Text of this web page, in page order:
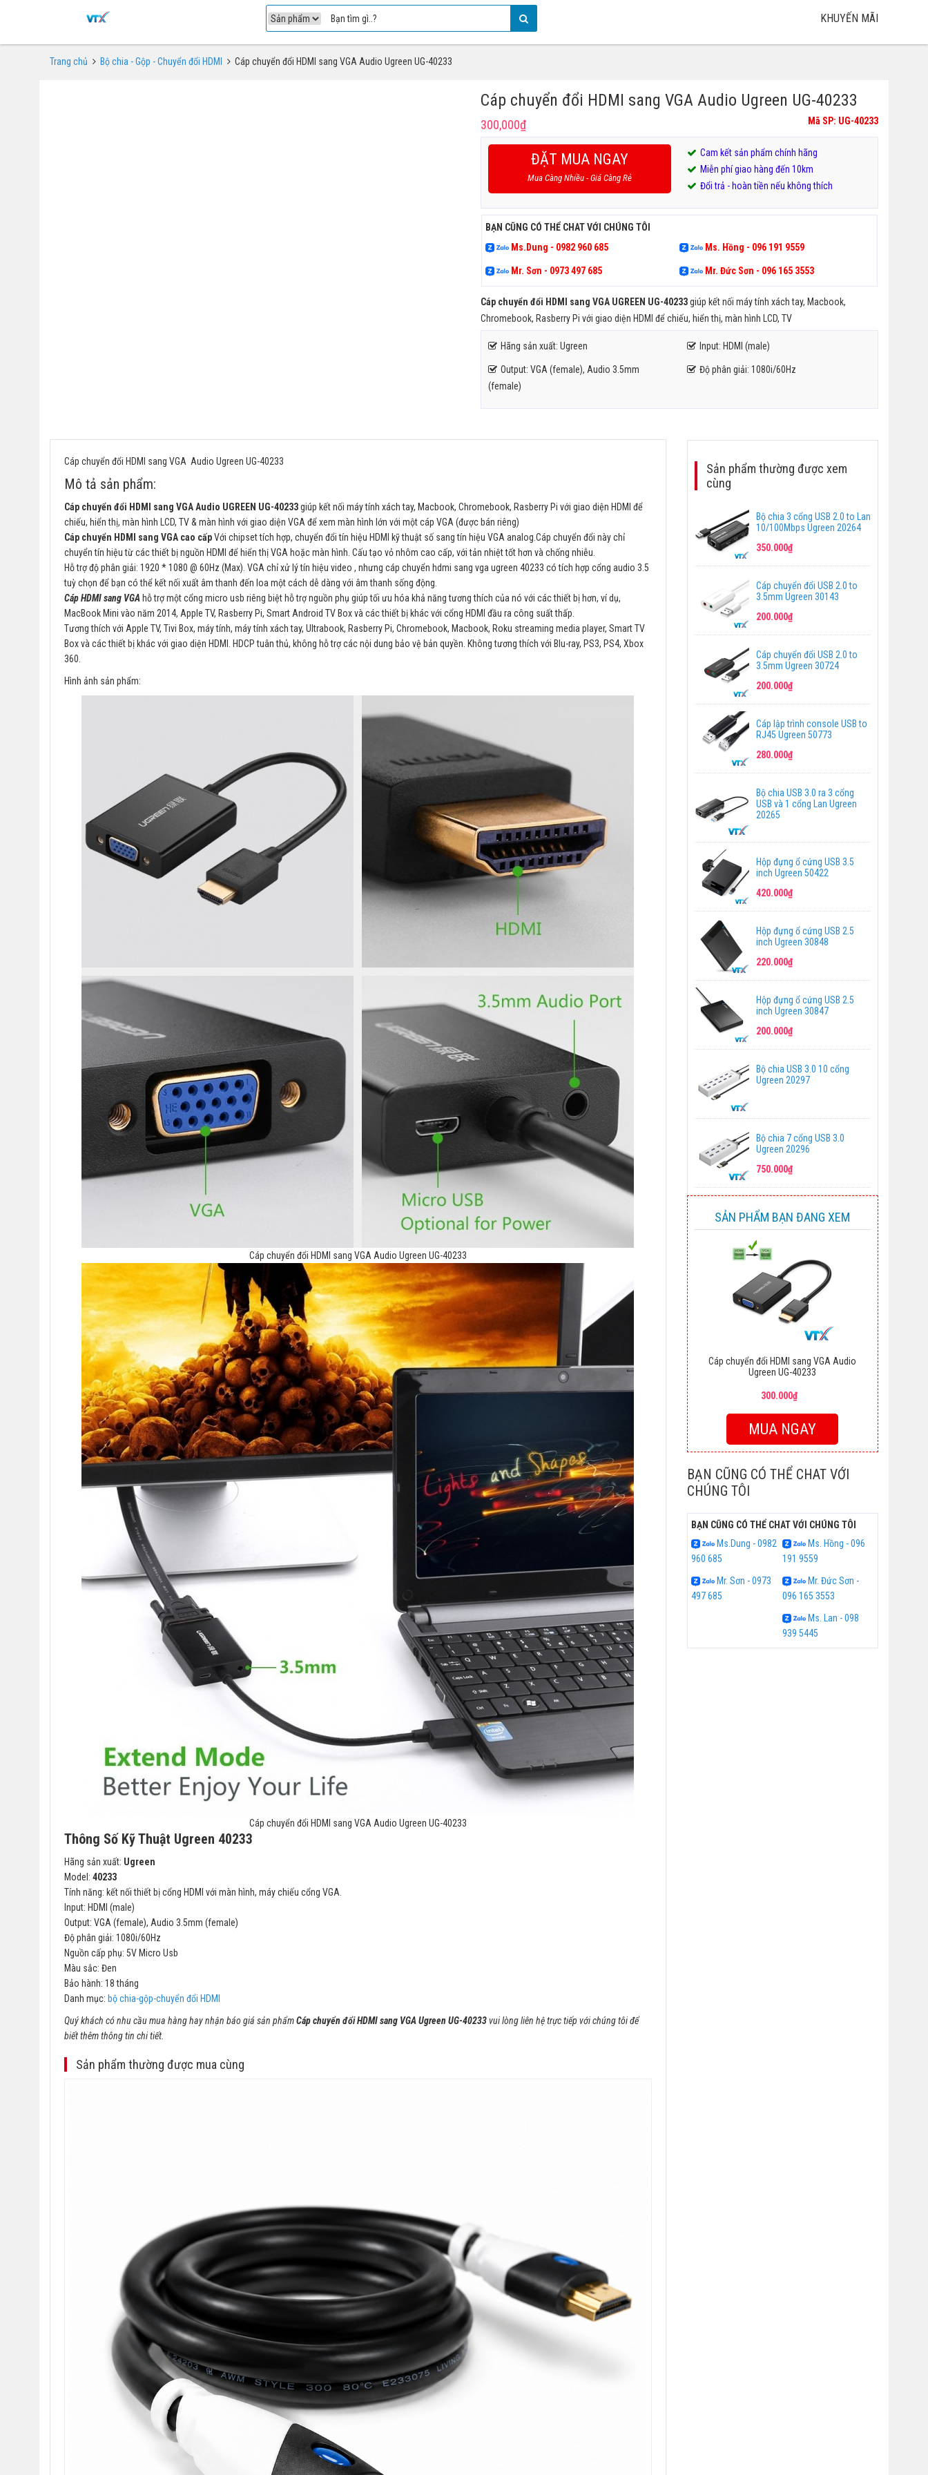
KHUYẾN MÃI
Trang chủ Bộ chia - Gộp - Chuyển đổi HDMI Cáp chuyển đổi HDMI sang VGA Audio Ugreen UG-40233
Cáp chuyển đổi HDMI sang VGA Audio Ugreen UG-40233
300,000₫ Mã SP: UG-40233
ĐẶT MUA NGAY
Mua Càng Nhiều - Giá Càng Rẻ
Cam kết sản phẩm chính hãng
Miễn phí giao hàng đến 10km
Đổi trả - hoàn tiền nếu không thích
BẠN CŨNG CÓ THỂ CHAT VỚI CHÚNG TÔI
Ms.Dung - 0982 960 685
Ms. Hồng - 096 191 9559
Mr. Sơn - 0973 497 685 Mr. Đức Sơn - 096 165 3553
Cáp chuyển đổi HDMI sang VGA UGREEN UG-40233giúp kết nối máy tính xách tay, Macbook,
Chromebook, Rasberry Pi với giao diện HDMI để chiếu, hiển thị, màn hình LCD, TV
Hãng sản xuất: Ugreen Input: HDMI (male)
Output: VGA (female), Audio 3.5mm
(female)
Độ phân giải: 1080i/60Hz
Cáp chuyển đổi HDMI sang VGA Audio Ugreen UG-40233
Mô tả sản phẩm:
Cáp chuyển đổi HDMI sang VGA Audio UGREEN UG-40233giúp kết nối máy tính xách tay, Macbook, Chromebook, Rasberry Pi với giao diện HDMI để
chiếu, hiển thị, màn hình LCD, TV & màn hình với giao diện VGA để xem màn hình lớn với một cáp VGA (được bán riêng)
Cáp chuyển HDMI sang VGA cao cấpVới chipset tích hợp, chuyển đổi tín hiệu HDMI kỹ thuật số sang tín hiệu VGA analog.Cáp chuyển đổi này chỉ
chuyển tín hiệu từ các thiết bị nguồn HDMI để hiển thị VGA hoặc màn hình. Cấu tạo vỏ nhôm cao cấp, với tản nhiệt tốt hơn và chống nhiễu.
Hỗ trợ độ phân giải: 1920 * 1080 @ 60Hz (Max). VGA chỉ xử lý tín hiệu video , nhưng cáp chuyển hdmi sang vga ugreen 40233 có tích hợp cổng audio 3.5
tuỳ chọn để bạn có thể kết nối xuất âm thanh đến loa một cách dễ dàng với âm thanh sống động.
Cáp HDMI sang VGA hỗ trợ một cổng micro usb riêng biệt hỗ trợ nguồn phụ giúp tối ưu hóa khả năng tương thích của nó với các thiết bị hơn, ví dụ,
MacBook Mini vào năm 2014, Apple TV, Rasberry Pi, Smart Android TV Box và các thiết bị khác với cổng HDMI đầu ra công suất thấp.
Tương thích với Apple TV, Tivi Box, máy tính, máy tính xách tay, Ultrabook, Rasberry Pi, Chromebook, Macbook, Roku streaming media player, Smart TV
Box và các thiết bị khác với giao diện HDMI. HDCP tuân thủ, không hỗ trợ các nội dung bảo vệ bản quyền. Không tương thích với Blu-ray, PS3, PS4, Xbox
360.
Hình ảnh sản phẩm:
Cáp chuyển đổi HDMI sang VGA Audio Ugreen UG-40233
Cáp chuyển đổi HDMI sang VGA Audio Ugreen UG-40233
Thông Số Kỹ Thuật Ugreen 40233
Hãng sản xuất: Ugreen
Model: 40233
Tính năng: kết nối thiết bị cổng HDMI với màn hình, máy chiếu cổng VGA.
Input: HDMI (male)
Output: VGA (female), Audio 3.5mm (female)
Độ phân giải: 1080i/60Hz
Nguồn cấp phụ: 5V Micro Usb
Màu sắc: Đen
Bảo hành: 18 tháng
Danh mục: bộ chia-gộp-chuyển đổi HDMI
Quý khách có nhu cầu mua hàng hay nhận báo giá sản phẩmCáp chuyển đổi HDMI sang VGA Ugreen UG-40233 vui lòng liên hệ trực tiếp với chúng tôi để
biết thêm thông tin chi tiết.
Sản phẩm thường được mua cùng
Sản phẩm thường được xem
cùng
Bộ chia 3 cổng USB 2.0 to Lan
10/100Mbps Ugreen 20264
350.000₫
Cáp chuyển đổi USB 2.0 to
3.5mm Ugreen 30143
200.000₫
Cáp chuyển đổi USB 2.0 to
3.5mm Ugreen 30724
200.000₫
Cáp lập trình console USB to
RJ45 Ugreen 50773
280.000₫
Bộ chia USB 3.0 ra 3 cổng
USB và 1 cổng Lan Ugreen
20265
Hộp đựng ổ cứng USB 3.5
inch Ugreen 50422
420.000₫
Hộp đựng ổ cứng USB 2.5
inch Ugreen 30848
220.000₫
Hộp đựng ổ cứng USB 2.5
inch Ugreen 30847
200.000₫
Bộ chia USB 3.0 10 cổng
Ugreen 20297
Bộ chia 7 cổng USB 3.0
Ugreen 20296
750.000₫
SẢN PHẨM BẠN ĐANG XEM
Cáp chuyển đổi HDMI sang VGA Audio
Ugreen UG-40233
300.000₫
MUA NGAY
BẠN CŨNG CÓ THỂ CHAT VỚI
CHÚNG TÔI
BẠN CŨNG CÓ THỂ CHAT VỚI CHÚNG TÔI
Ms.Dung - 0982
960 685
Ms. Hồng - 096
191 9559
Mr. Sơn - 0973
497 685
Mr. Đức Sơn -
096 165 3553
Ms. Lan - 098
939 5445